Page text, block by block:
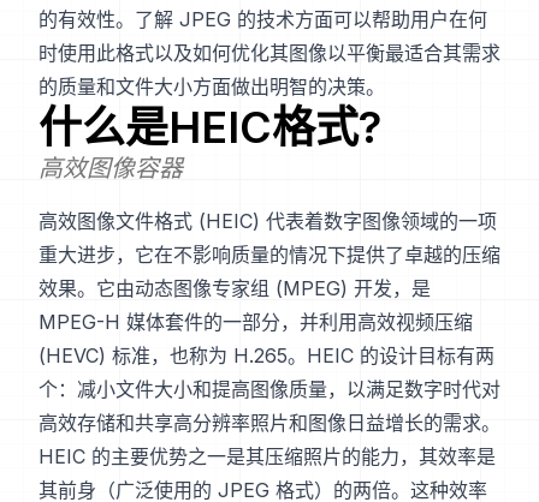
的有效性。了解 JPEG 的技术方面可以帮助用户在何
时使用此格式以及如何优化其图像以平衡最适合其需求
的质量和文件大小方面做出明智的决策。
什么是HEIC格式?
高效图像容器
高效图像文件格式 (HEIC) 代表着数字图像领域的一项
重大进步，它在不影响质量的情况下提供了卓越的压缩
效果。它由动态图像专家组 (MPEG) 开发，是
MPEG-H 媒体套件的一部分，并利用高效视频压缩
(HEVC) 标准，也称为 H.265。HEIC 的设计目标有两
个：减小文件大小和提高图像质量，以满足数字时代对
高效存储和共享高分辨率照片和图像日益增长的需求。
HEIC 的主要优势之一是其压缩照片的能力，其效率是
其前身（广泛使用的 JPEG 格式）的两倍。这种效率